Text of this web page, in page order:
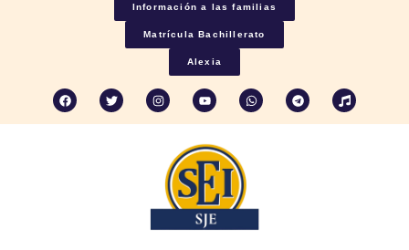
Información a las familias
Matrícula Bachillerato
Alexia